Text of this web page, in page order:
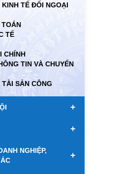
TẾ ĐỐI NGOẠI
TOÁN
TẾ
CHÍNH
TIN VÀ CHUYỂN
SẢN CÔNG
+
+
NGHIỆP,
+